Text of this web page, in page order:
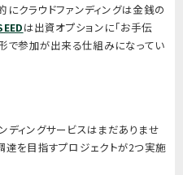
にクラウドファンディングは金銭の
は出資オプションに「お手伝
で参加が出来る仕組みになってい
ディングサービスはまだありませ
達を目指すプロジェクトが2つ実施